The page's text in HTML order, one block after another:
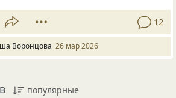
12
Воронцова 26 мар 2026
популярные